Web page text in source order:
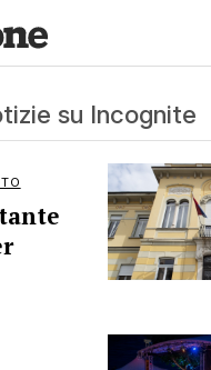
su Incognite